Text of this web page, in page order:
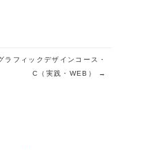
ラフィックデザインコース・
C（実践・WEB）
→